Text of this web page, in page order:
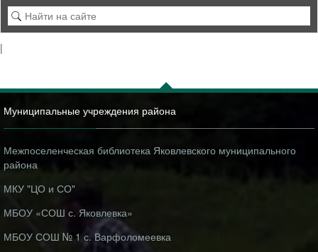
|
Муниципальные учреждения района
Межпоселенческая библиотека Яковлевского муниципального
района
МКУ "ЦО и СО"
МБОУ «СОШ с. Яковлевка»
МБОУ СОШ № 1 с. Варфоломеевка